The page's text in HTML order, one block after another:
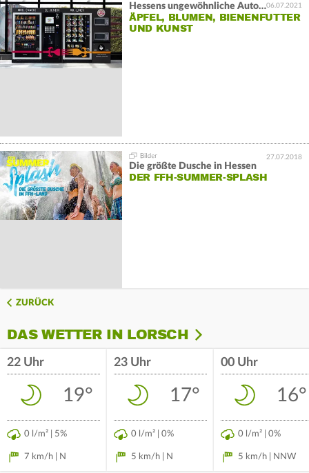
06.07.2021
Hessens ungewöhnliche Automaten
ÄPFEL, BLUMEN, BIENENFUTTER
UND KUNST
27.07.2018
Die größte Dusche in Hessen
DER FFH-SUMMER-SPLASH
ZURÜCK
DAS WETTER IN LORSCH
22 Uhr
19°
0 l/m² | 5%
7 km/h | N
23 Uhr
17°
0 l/m² | 0%
5 km/h | N
00 Uhr
16°
0 l/m² | 0%
5 km/h | NNW